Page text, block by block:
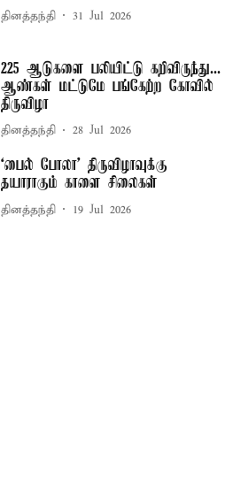
தினத்தந்தி 31 Jul 2026
225 ஆடுகளை பலியிட்டு கறிவிருந்து...
ஆண்கள் மட்டுமே பங்கேற்ற கோவில்
திருவிழா
தினத்தந்தி 28 Jul 2026
‘பைல் போலா’ திருவிழாவுக்கு
தயாராகும் காளை சிலைகள்
தினத்தந்தி 19 Jul 2026